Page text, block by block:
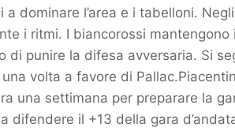
dominare l’area e i tabelloni.
i ritmi. I biancorossi mantengono
di punire la difesa avversaria. Si
volta a favore di
una settimana per preparare la
difendere il +13 della gara